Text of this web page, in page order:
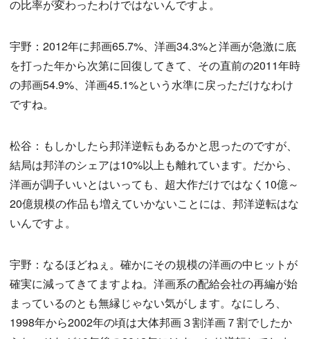
の比率が変わったわけではないんですよ。
宇野：2012年に邦画65.7%、洋画34.3%と洋画が急激に底
を打った年から次第に回復してきて、その直前の2011年時
の邦画54.9%、洋画45.1%という水準に戻っただけなわけ
ですね。
松谷：もしかしたら邦洋逆転もあるかと思ったのですが、
結局は邦洋のシェアは10%以上も離れています。だから、
洋画が調子いいとはいっても、超大作だけではなく10億～
20億規模の作品も増えていかないことには、邦洋逆転はな
いんですよ。
宇野：なるほどねぇ。確かにその規模の洋画の中ヒットが
確実に減ってきてますよね。洋画系の配給会社の再編が始
まっているのとも無縁じゃない気がします。なにしろ、
1998年から2002年の頃は大体邦画３割洋画７割でしたか